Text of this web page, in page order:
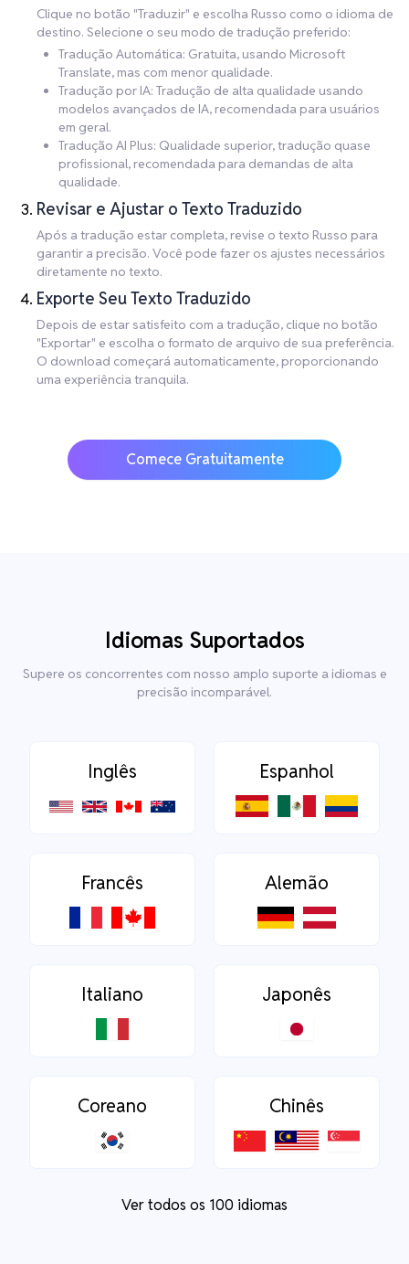
Clique no botão "Traduzir" e escolha Russo como o idioma de
destino. Selecione o seu modo de tradução preferido:
Tradução Automática: Gratuita, usando Microsoft
Translate, mas com menor qualidade.
Tradução por IA: Tradução de alta qualidade usando
modelos avançados de IA, recomendada para usuários
em geral.
Tradução AI Plus: Qualidade superior, tradução quase
profissional, recomendada para demandas de alta
qualidade.
Revisar e Ajustar o Texto Traduzido
Após a tradução estar completa, revise o texto Russo para
garantir a precisão. Você pode fazer os ajustes necessários
diretamente no texto.
Exporte Seu Texto Traduzido
Depois de estar satisfeito com a tradução, clique no botão
"Exportar" e escolha o formato de arquivo de sua preferência.
O download começará automaticamente, proporcionando
uma experiência tranquila.
Comece Gratuitamente
Idiomas Suportados
Supere os concorrentes com nosso amplo suporte a idiomas e
precisão incomparável.
Inglês Espanhol
Francês Alemão
Italiano Japonês
Coreano Chinês
Ver todos os 100 idiomas